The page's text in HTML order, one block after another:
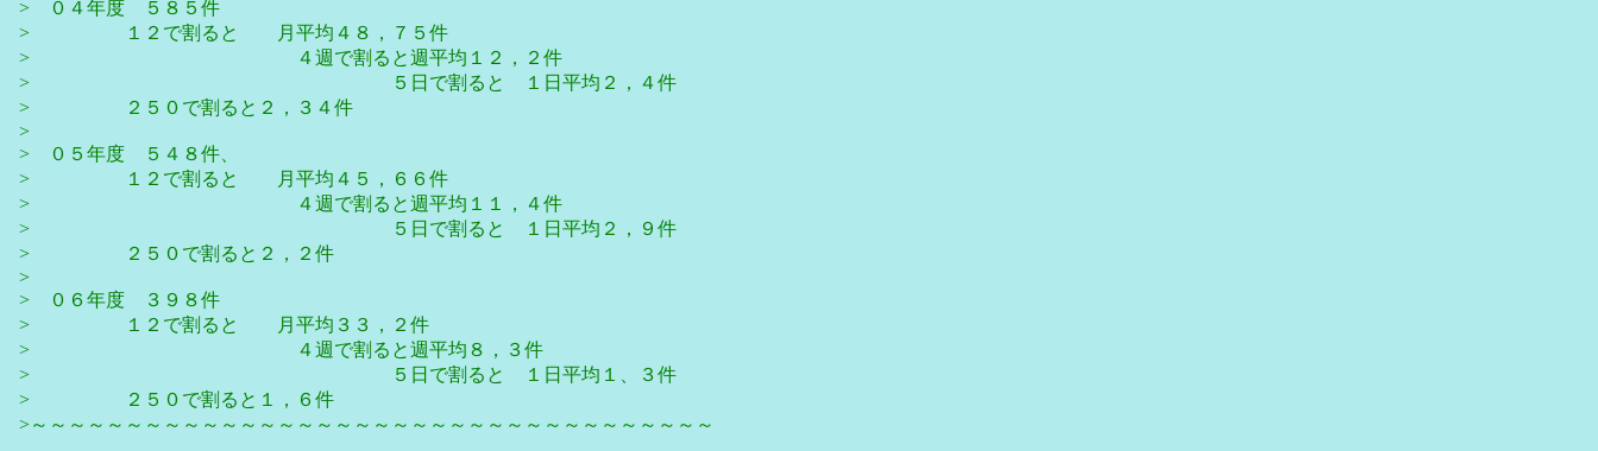
> ０４年度 ５８５件
> １２で割ると 月平均４８，７５件
> ４週で割ると週平均１２，２件
> ５日で割ると １日平均２，４件
> ２５０で割ると２，３４件
>
> ０５年度 ５４８件、
> １２で割ると 月平均４５，６６件
> ４週で割ると週平均１１，４件
> ５日で割ると １日平均２，９件
> ２５０で割ると２，２件
>
> ０６年度 ３９８件
> １２で割ると 月平均３３，２件
> ４週で割ると週平均８，３件
> ５日で割ると １日平均１、３件
> ２５０で割ると１，６件
>～～～～～～～～～～～～～～～～～～～～～～～～～～～～～～～～～～～～